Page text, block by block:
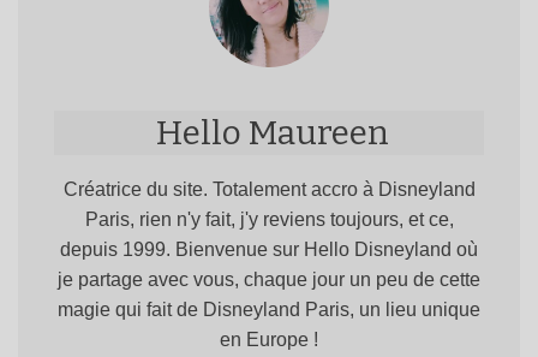
Hello Maureen
Créatrice du site. Totalement accro à Disneyland
Paris, rien n'y fait, j'y reviens toujours, et ce,
depuis 1999. Bienvenue sur Hello Disneyland où
je partage avec vous, chaque jour un peu de cette
magie qui fait de Disneyland Paris, un lieu unique
en Europe !